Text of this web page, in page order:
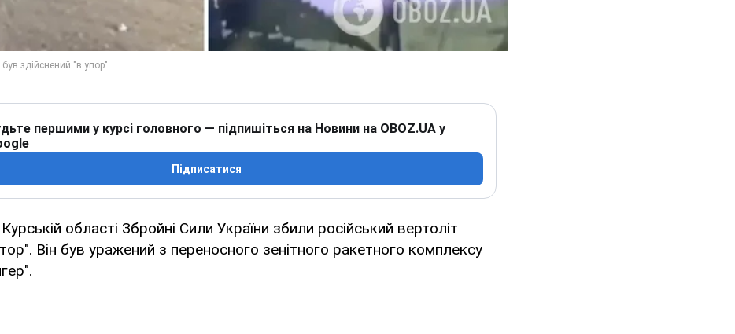
першими у курсі головного — підпишіться на Новини на OBOZ.UA у
Підписатися
області Збройні Сили України збили російський вертоліт
Він був уражений з переносного зенітного ракетного комплексу